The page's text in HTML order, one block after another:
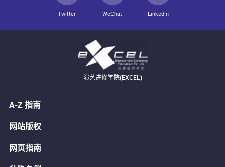
Twitter WeChat LinkedIn
演艺进修学院(EXCEL)
A-Z 指南
网站版权
网页指南